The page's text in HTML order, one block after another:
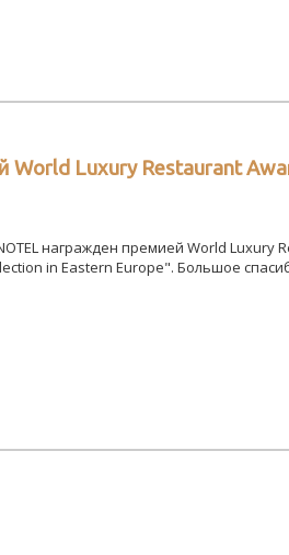
World Luxury Restaurant
награжден премией World Luxury
in Eastern Europe". Большое